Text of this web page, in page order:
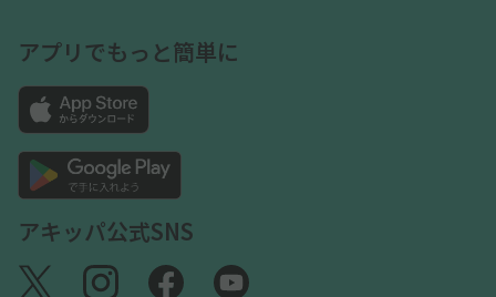
アプリでもっと簡単に
アキッパ公式SNS